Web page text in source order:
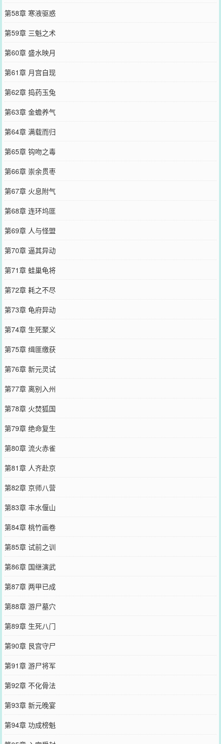
第58章 寒液驱惑
第59章 三魁之术
第60章 盛水映月
第61章 月宫自现
第62章 捣药玉兔
第63章 金蟾养气
第64章 满载而归
第65章 钩吻之毒
第66章 崇余贯枣
第67章 火息附气
第68章 连环坞匪
第69章 人与怪盟
第70章 逼其异动
第71章 蛙巢龟将
第72章 耗之不尽
第73章 龟府异动
第74章 生死聚义
第75章 缉匪缴获
第76章 新元灵试
第77章 离别入州
第78章 火焚狐国
第79章 绝命复生
第80章 流火赤雀
第81章 人齐赴京
第82章 京师八营
第83章 丰水偃山
第84章 桃竹画卷
第85章 试前之训
第86章 国继演武
第87章 两甲已成
第88章 游尸墓穴
第89章 生死八门
第90章 艮宫守尸
第91章 游尸将军
第92章 不化骨法
第93章 新元晚宴
第94章 功成榜魁